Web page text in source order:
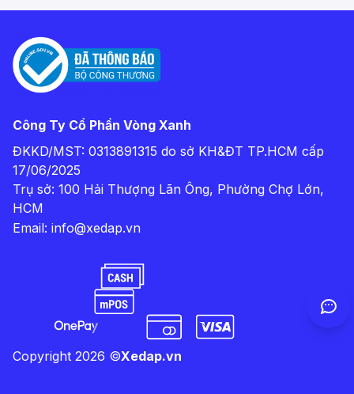
Công Ty Cổ Phần Vòng Xanh
ĐKKD/MST: 0313891315 do sở KH&ĐT TP.HCM cấp
17/06/2025
Trụ sở: 100 Hải Thượng Lãn Ông, Phường Chợ Lớn,
HCM
Email: info@xedap.vn
Copyright 2026 ©Xedap.vn